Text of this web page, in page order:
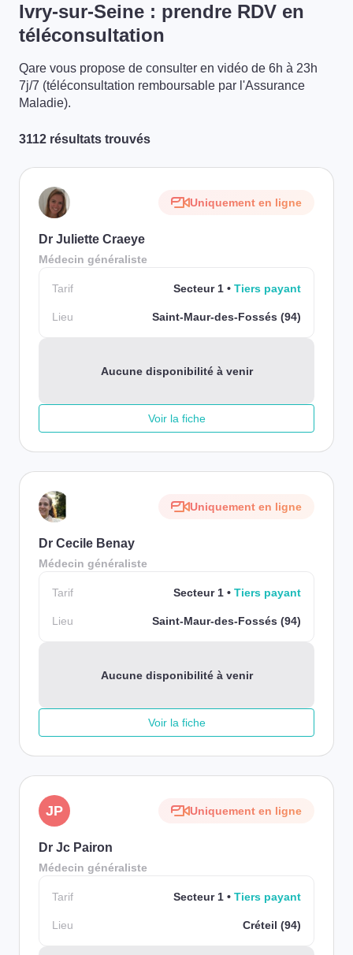
Ivry-sur-Seine : prendre RDV en
téléconsultation
Qare vous propose de consulter en vidéo de 6h à 23h
7j/7 (téléconsultation remboursable par l'Assurance
Maladie).
3112 résultats trouvés
Uniquement en ligne
Dr Juliette Craeye
Médecin généraliste
Tarif Secteur 1 Tiers payant
Lieu Saint-Maur-des-Fossés (94)
Aucune disponibilité à venir
Voir la fiche
Uniquement en ligne
Dr Cecile Benay
Médecin généraliste
Tarif Secteur 1 Tiers payant
Lieu Saint-Maur-des-Fossés (94)
Aucune disponibilité à venir
Voir la fiche
JP Uniquement en ligne
Dr Jc Pairon
Médecin généraliste
Tarif Secteur 1 Tiers payant
Lieu Créteil (94)